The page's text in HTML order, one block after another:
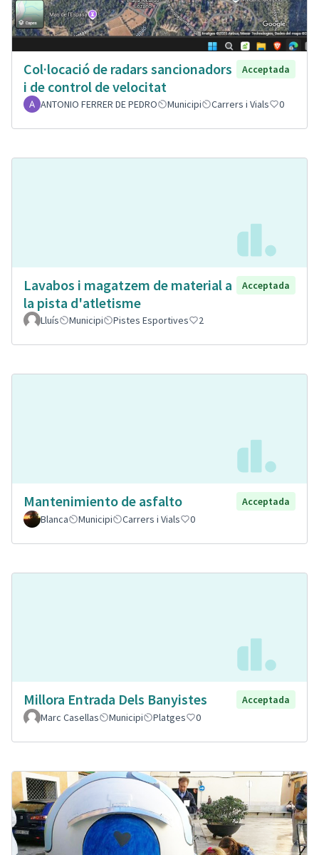
Col·locació de radars sancionadors
i de control de velocitat
Acceptada
ANTONIO FERRER DE PEDRO Municipi Carrers i Vials 0
Lavabos i magatzem de material a
la pista d'atletisme
Acceptada
Lluís Municipi Pistes Esportives 2
Mantenimiento de asfalto
Acceptada
Blanca
Municipi Carrers i Vials 0
Millora Entrada Dels Banyistes
Acceptada
Marc Casellas
Municipi Platges 0